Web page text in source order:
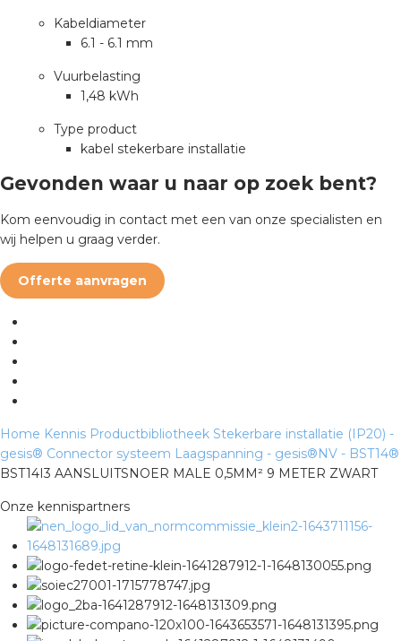
Kabeldiameter
6.1 - 6.1 mm
Vuurbelasting
1,48 kWh
Type product
kabel stekerbare installatie
Gevonden waar u naar op zoek bent?
Kom eenvoudig in contact met een van onze specialisten en
wij helpen u graag verder.
Offerte aanvragen
Home Kennis Productbibliotheek Stekerbare installatie (IP20) -
gesis® Connector systeem Laagspanning - gesis®NV - BST14®
BST14I3 AANSLUITSNOER MALE 0,5MM² 9 METER ZWART
Onze kennispartners
waarde
groothandels